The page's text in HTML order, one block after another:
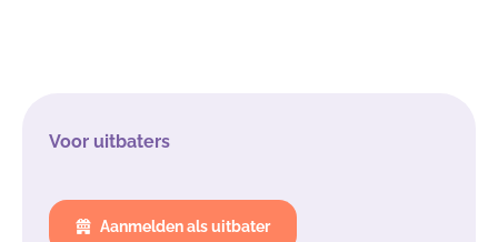
Voor uitbaters
Aanmelden als uitbater